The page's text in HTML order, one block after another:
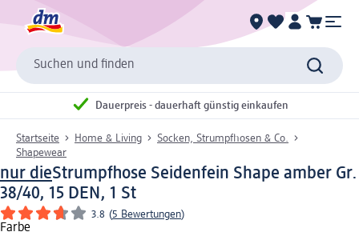
Suchen und finden
Dauerpreis - dauerhaft günstig einkaufen
Startseite Home & Living
Socken, Strumpfhosen & Co.
Shapewear
nur dieStrumpfhose Seidenfein Shape amber Gr.
38/40, 15 DEN, 1 St
3.8 (5 Bewertungen)
Farbe